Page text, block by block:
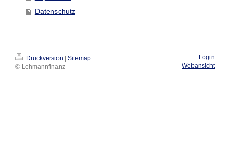
Datenschutz
Druckversion
Sitemap
© Lehmannfinanz
Login
Webansicht